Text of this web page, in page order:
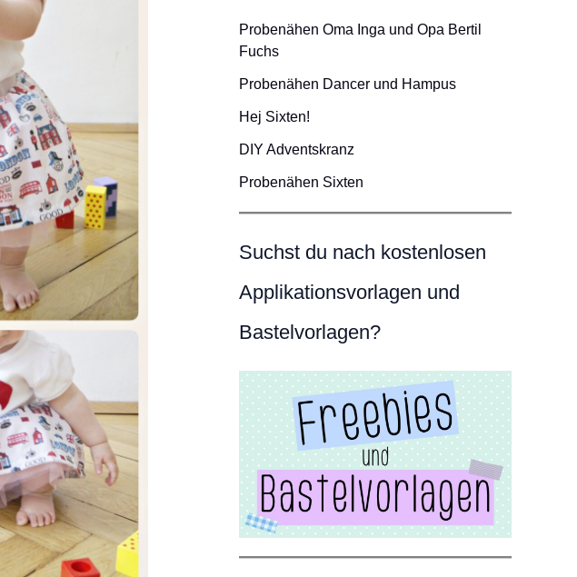
Probenähen Oma Inga und Opa Bertil
Fuchs
Probenähen Dancer und Hampus
Hej Sixten!
DIY Adventskranz
Probenähen Sixten
Suchst du nach kostenlosen
Applikationsvorlagen und
Bastelvorlagen?